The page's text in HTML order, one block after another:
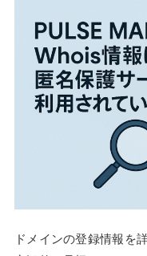
ドメインの登録情報を